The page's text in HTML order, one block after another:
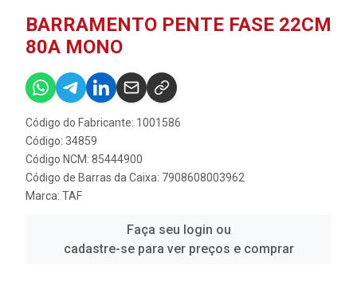
BARRAMENTO PENTE FASE 22CM
80A MONO
Código do Fabricante: 1001586
Código: 34859
Código NCM: 85444900
Código de Barras da Caixa: 7908608003962
Marca: TAF
Faça seu login ou
cadastre-se para ver preços e comprar